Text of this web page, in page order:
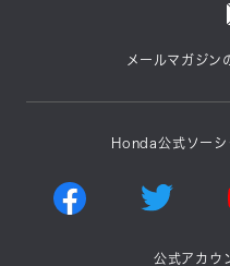
メールマガジン
Honda公式ソーシ
公式アカウ